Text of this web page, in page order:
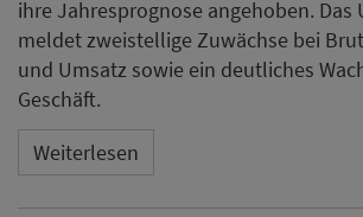
ihre Jahresprognose angehoben. Das
meldet zweistellige Zuwächse bei
und Umsatz sowie ein deutliches
Geschäft.
Weiterlesen